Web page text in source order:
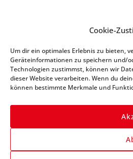
Cookie-
Um dir ein optimales Erlebnis zu bieten,
Geräteinformationen zu speichern und/
Technologien zustimmst, können wir
dieser Website verarbeiten. Wenn du
können bestimmte Merkmale und
Vorname*